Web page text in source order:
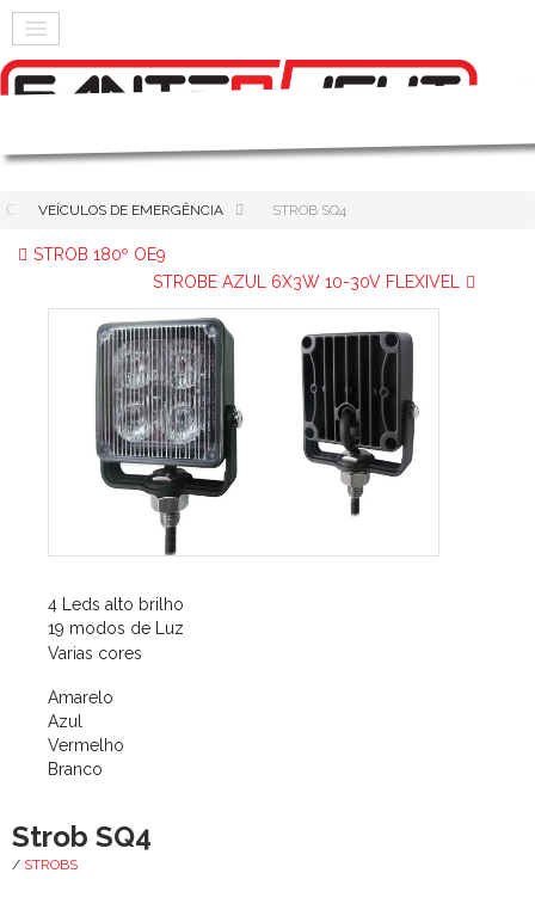
VEÍCULOS DE EMERGÊNCIA STROB SQ4
STROB 180º OE9
STROBE AZUL 6X3W 10-30V FLEXIVEL
4 Leds alto brilho
19 modos de Luz
Varias cores
Amarelo
Azul
Vermelho
Branco
Strob SQ4
/ STROBS